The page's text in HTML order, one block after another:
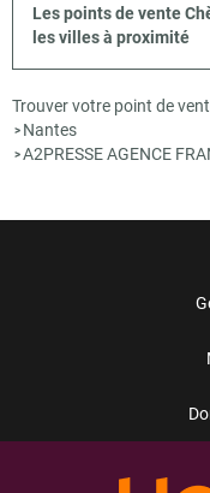
Les points de vente
les villes à proximité
Trouver votre point de
> Nantes
>A2PRESSE AGENCE